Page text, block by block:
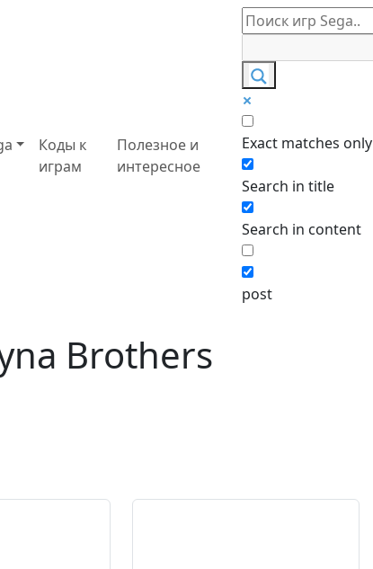
Коды к
играм
Полезное и
интересное
Exact matches only
Search in title
Search in content
post
Brothers